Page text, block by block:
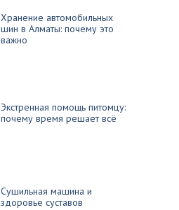
Хранение автомобильных
шин в Алматы: почему это
важно
Экстренная помощь питомцу:
почему время решает всё
Сушильная машина и
здоровье суставов